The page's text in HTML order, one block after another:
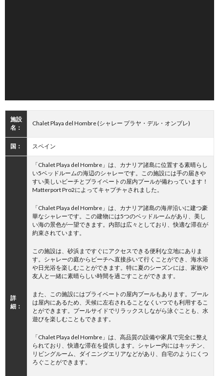
施設
名：
Chalet Playa del Hombre (シャレー プラヤ・デル・オンブレ)
国： スペイン
詳
細：
「Chalet Playa del Hombre」は、カナリア諸島に位置する素晴らし
い5ベッドルームの海辺のシャレーです。この施設には手の届きや
すい美しいビーチとプライベートの屋内プールが備わっています！
Matterport Pro2によってキャプチャされました。
「Chalet Playa del Hombre」は、カナリア諸島の海岸沿いに建つ豪
華なシャレーです。この建物には5つのベッドルームがあり、美し
い海の景色が一望できます。内部は広々としており、快適な滞在が
約束されています。
この施設は、砂浜まですぐにアクセスできる便利な立地にありま
す。シャレーの庭からビーチへ直接歩いて行くことができ、海水浴
や日光浴を楽しむことができます。特に夏のシーズンには、家族や
友人と一緒に素晴らしい時間を過ごすことができます。
また、この施設にはプライベートの屋内プールもあります。プール
は屋内にあるため、天候に左右されることなくいつでも利用するこ
とができます。プールサイドでリラックスしながら泳ぐことも、水
遊びを楽しむこともできます。
「Chalet Playa del Hombre」は、高品質の設備や家具で完全に整え
られており、快適な滞在を提供します。シャレー内にはキッチン、
リビングルーム、ダイニングエリアなどがあり、自宅のようにくつ
ろぐことができます。